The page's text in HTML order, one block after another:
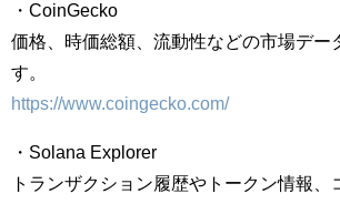
・ CoinGecko
価格、時価総額、流動性などの市場デー
す。
https://www.coingecko.com/
・ Solana Explorer
トランザクション履歴やトークン情報、